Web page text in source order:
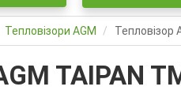
Тепловізори AGM Тепловізор
TAIPAN